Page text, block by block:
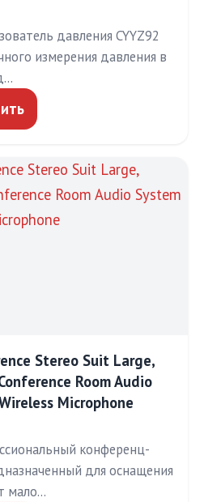
давления CYYZ92
измерения давления в
Stereo Suit Large,
Room Audio
Microphone
конференц-
для оснащения
мало…